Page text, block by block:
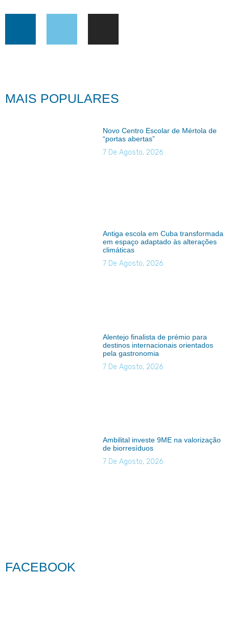
MAIS POPULARES
Novo Centro Escolar de Mértola de
“portas abertas”
7 De Agosto, 2026
Antiga escola em Cuba transformada
em espaço adaptado às alterações
climáticas
7 De Agosto, 2026
Alentejo finalista de prémio para
destinos internacionais orientados
pela gastronomia
7 De Agosto, 2026
Ambilital investe 9ME na valorização
de biorresíduos
7 De Agosto, 2026
FACEBOOK